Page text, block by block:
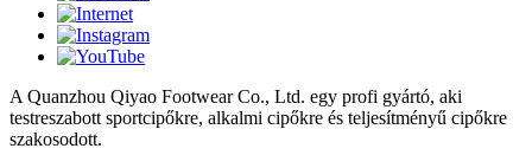
A Quanzhou Qiyao Footwear Co., Ltd. egy profi gyártó, aki
testreszabott sportcipőkre, alkalmi cipőkre és teljesítményű cipőkre
szakosodott.